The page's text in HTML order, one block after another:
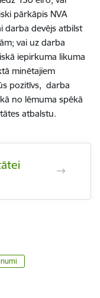
pārkāpis NVA
darba devējs atbilst
vai uz darba
iepirkuma likuma
minētajiem
pozitīvs, darba
no lēmuma spēkā
atbalstu.